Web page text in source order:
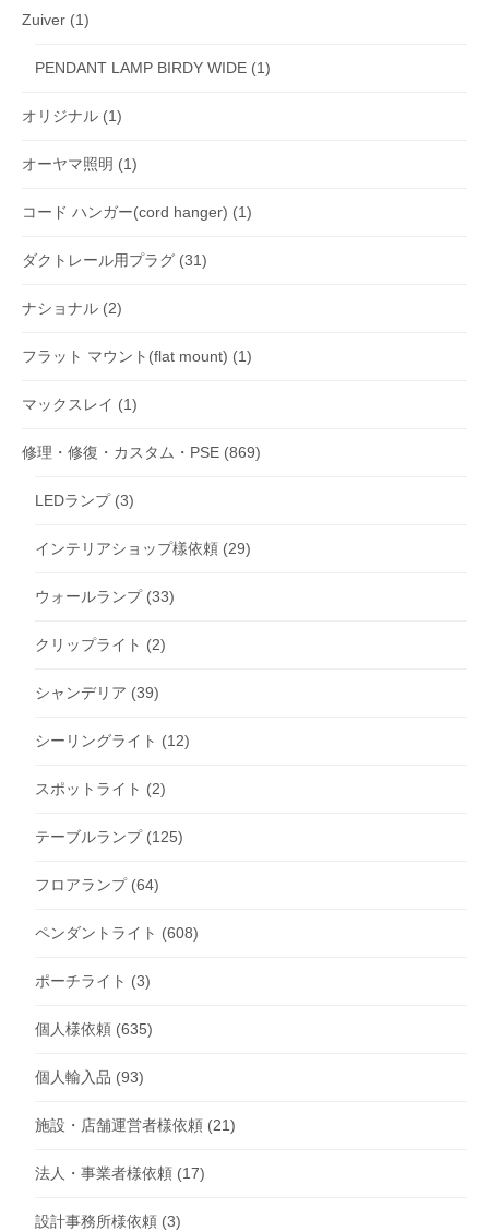
Zuiver (1)
PENDANT LAMP BIRDY WIDE (1)
オリジナル (1)
オーヤマ照明 (1)
コード ハンガー(cord hanger) (1)
ダクトレール用プラグ (31)
ナショナル (2)
フラット マウント(flat mount) (1)
マックスレイ (1)
修理・修復・カスタム・PSE (869)
LEDランプ(3)
インテリアショップ樣依頼 (29)
ウォールランプ(33)
クリップライト (2)
シャンデリア (39)
シーリングライト (12)
スポットライト (2)
テーブルランプ(125)
フロアランプ(64)
ペンダントライト (608)
ポーチライト (3)
個人様依頼 (635)
個人輸入品 (93)
施設・店舗運営者様依頼 (21)
法人・事業者様依頼 (17)
設計事務所様依頼 (3)